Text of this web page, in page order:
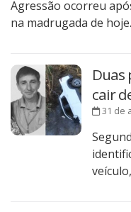
Agressão ocorreu
na madrugada de
Duas
cair
31 de